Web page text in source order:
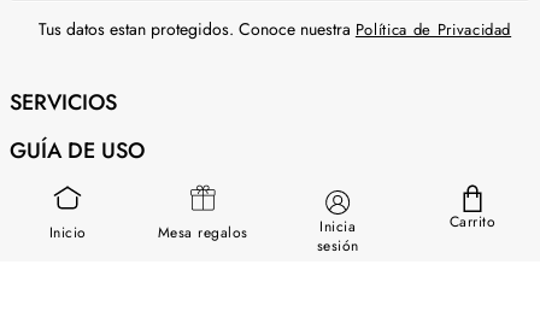
Inicio Mesa regalos
Inicia
sesión
Carrito
Tus datos estan protegidos. Conoce nuestra Política de Privacidad
SERVICIOS
GUÍA DE USO
SOBRE NOSOTROS
CONTÁCTANOS